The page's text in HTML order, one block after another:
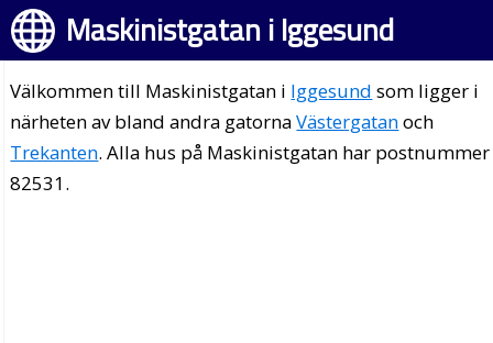
Maskinistgatan i Iggesund
Välkommen till Maskinistgatan i Iggesund som ligger i
närheten av bland andra gatornaVästergatanoch
Trekanten. Alla hus på Maskinistgatan har postnummer
82531.